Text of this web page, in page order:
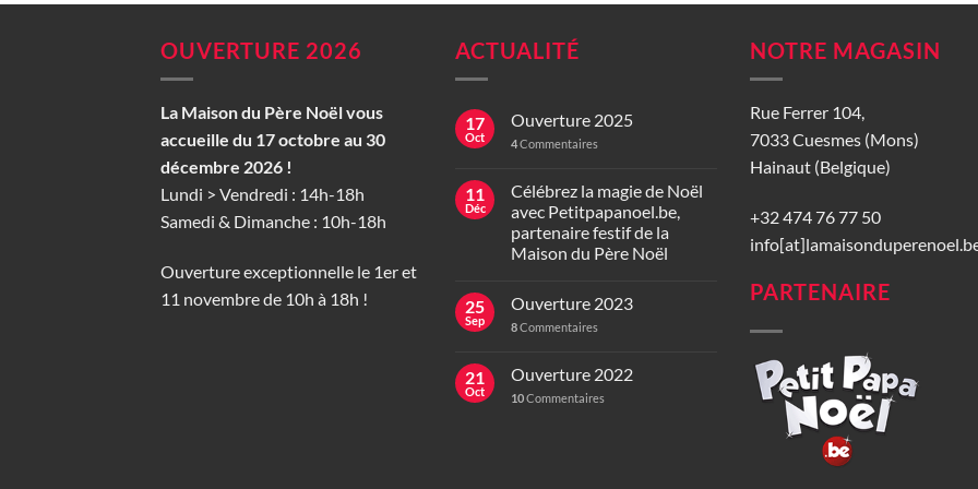
OUVERTURE 2026
La Maison du Père Noël vous
accueille du 17 octobre au 30
décembre 2026 !
Lundi > Vendredi : 14h-18h
Samedi & Dimanche : 10h-18h
Ouverture exceptionnelle le 1er et
11 novembre de 10h à 18h !
ACTUALITÉ
17
Oct
Ouverture 2025
4Commentaires
11
Déc
Célébrez la magie de Noël
avec Petitpapanoel.be,
partenaire festif de la
Maison du Père Noël
25
Sep
Ouverture 2023
8Commentaires
21
Oct
Ouverture 2022
10Commentaires
NOTRE MAGASIN
Rue Ferrer 104,
7033 Cuesmes (Mons)
Hainaut (Belgique)
+32 474 76 77 50
PARTENAIRE